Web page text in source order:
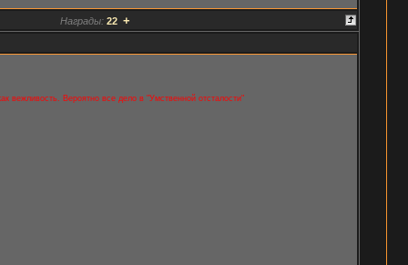
Награды: 22 +
вежливость. Вероятно все дело в "Умственной отсталости"